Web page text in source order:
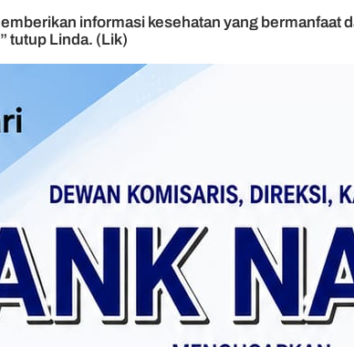
informasi kesehatan yang
tutup Linda. (Lik)